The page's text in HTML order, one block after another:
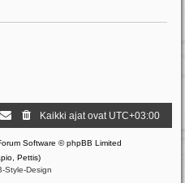
Kaikki ajat ovat UTC+03:00
Software © phpBB Limited
Pettis)
Style-Design